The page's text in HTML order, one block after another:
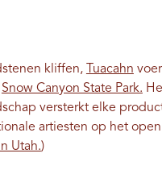
kliffen, Tuacahn
Snow Canyon State Park.
versterkt elke
artiesten op het
Utah.)